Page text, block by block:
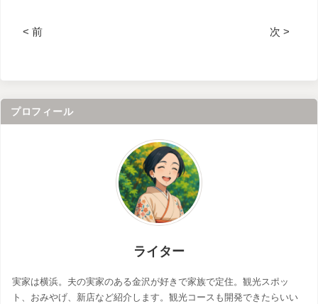
< 前 次 >
プロフィール
ライター
実家は横浜。夫の実家のある金沢が好きで家族で定住。観光スポッ
ト、おみやげ、新店など紹介します。観光コースも開発できたらいい